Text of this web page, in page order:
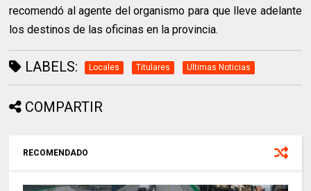
recomendó al agente del organismo para que lleve adelante
los destinos de las oficinas en la provincia.
LABELS: Locales Titulares Ultimas Noticias
COMPARTIR
RECOMENDADO